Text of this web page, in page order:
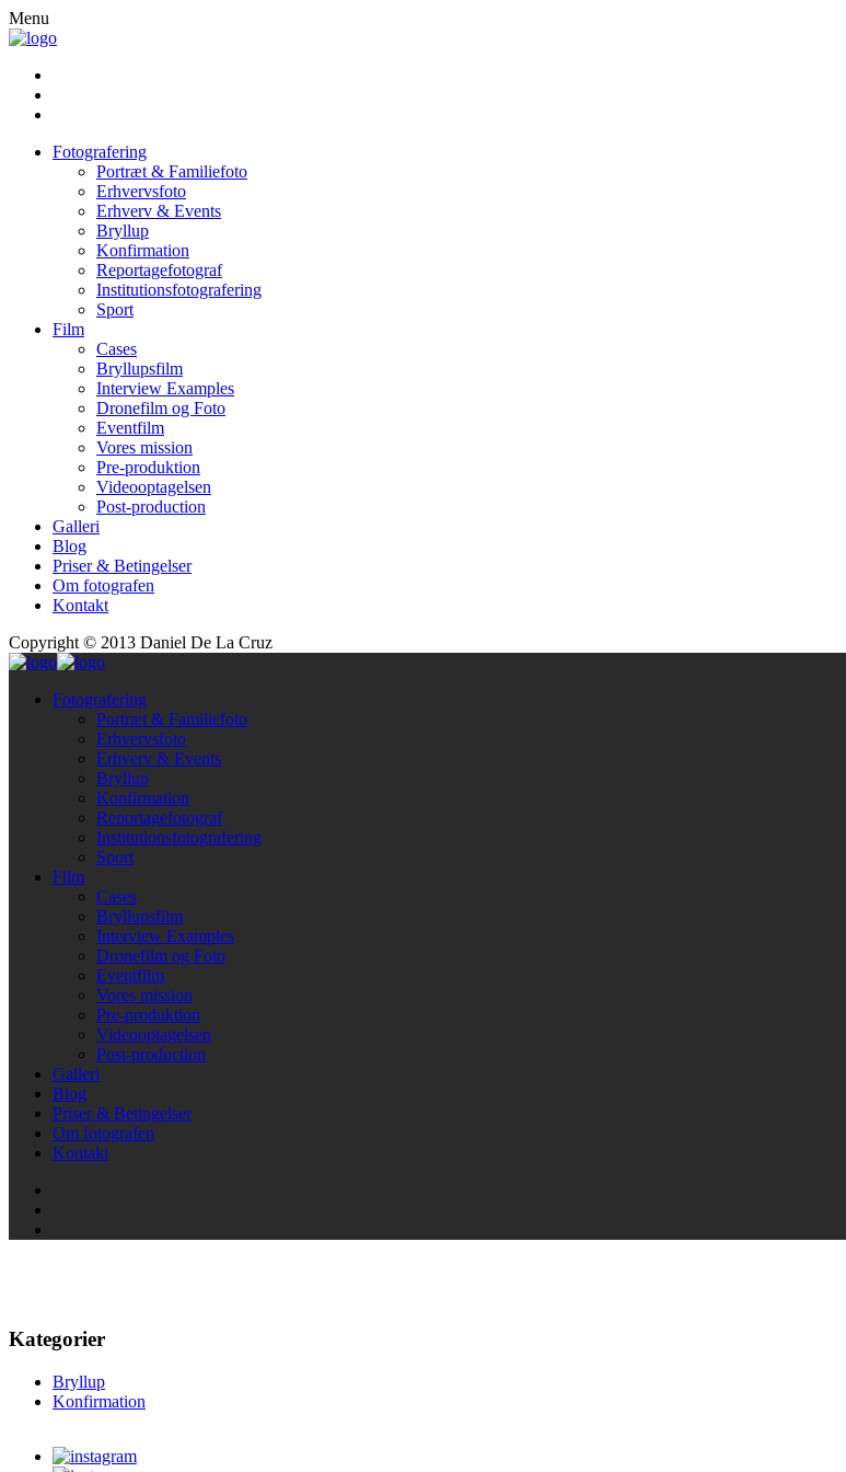
Menu
Fotografering
Portræt & Familiefoto
Erhvervsfoto
Erhverv & Events
Bryllup
Konfirmation
Reportagefotograf
Institutionsfotografering
Sport
Film
Cases
Bryllupsfilm
Interview Examples
Dronefilm og Foto
Eventfilm
Vores mission
Pre-produktion
Videooptagelsen
Post-production
Galleri
Blog
Priser & Betingelser
Om fotografen
Kontakt
Copyright © 2013 Daniel De La Cruz
Fotografering
Portræt & Familiefoto
Erhvervsfoto
Erhverv & Events
Bryllup
Konfirmation
Reportagefotograf
Institutionsfotografering
Sport
Film
Cases
Bryllupsfilm
Interview Examples
Dronefilm og Foto
Eventfilm
Vores mission
Pre-produktion
Videooptagelsen
Post-production
Galleri
Blog
Priser & Betingelser
Om fotografen
Kontakt
Kategorier
Bryllup
Konfirmation